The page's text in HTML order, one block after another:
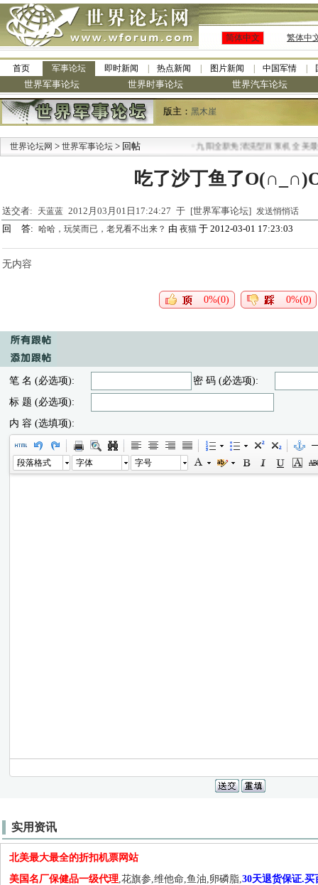
简体中文 繁体中
首页 军事论坛 即时新闻 热点新闻 图片新闻 中国军情
世界军事论坛 世界时事论坛 世界汽车论坛
版主： 黑木崖
世界论坛网 > 世界军事论坛 > 回帖 九阳全新免清洗型豆浆机 全美最低
吃了沙丁鱼了
送交者: 天蓝蓝 2012月03月01日17:24:27 于 [世界军事论坛] 发送悄悄话
回 答: 哈哈，玩笑而已，老兄看不出来？ 由 夜猫 于 2012-03-01 17:23:03
无内容
0%(0) 0%(0)
笔 名 (必选项):
密 码 (必选项):
标 题 (必选项):
内 容 (选填项):
段落格式 字体 字号
实用资讯
北美最大最全的折扣机票网站
美国名厂保健品一级代理,花旗参,维他命,鱼油,卵磷脂,30天退货保证.买